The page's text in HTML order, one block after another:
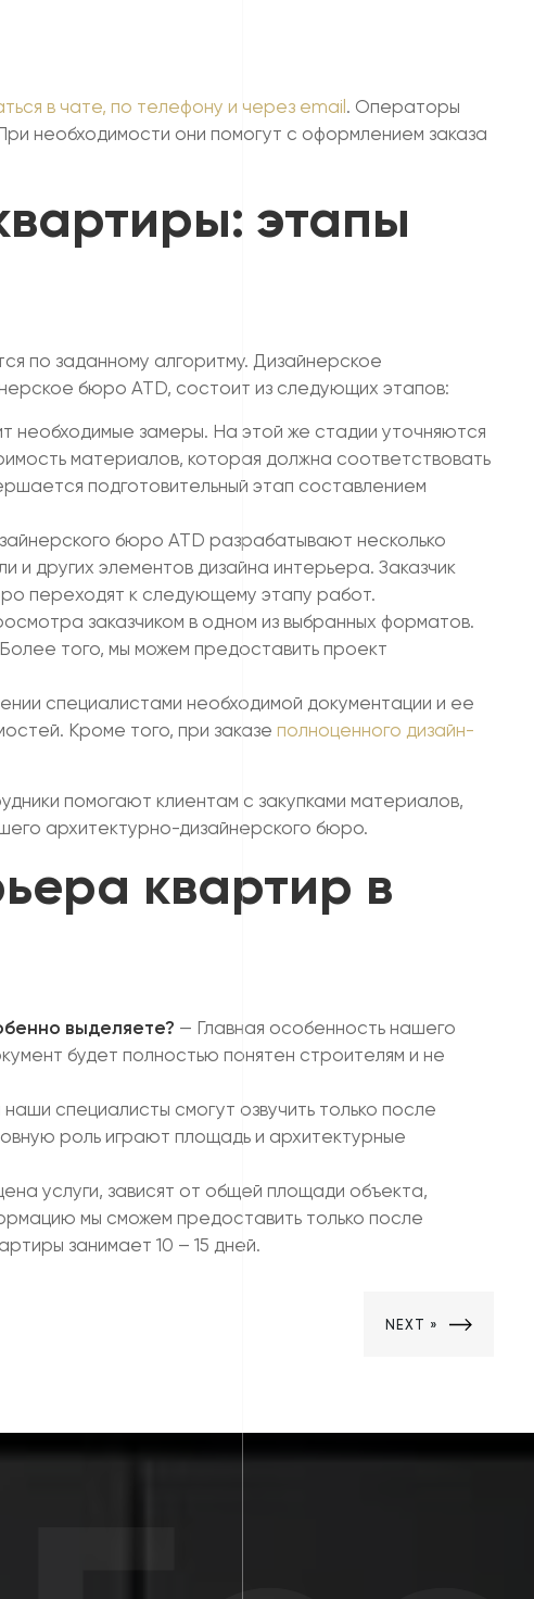
в чате, по телефону и через email . Операторы
необходимости они помогут с оформлением заказа
этапы
по заданному алгоритму. Дизайнерское
бюро ATD, состоит из следующих этапов:
необходимые замеры. На этой же стадии уточняются
материалов, которая должна соответствовать
подготовительный этап составлением
бюро ATD разрабатывают несколько
других элементов дизайна интерьера. Заказчик
переходят к следующему этапу работ.
заказчиком в одном из выбранных форматов.
того, мы можем предоставить проект
специалистами необходимой документации и ее
Кроме того, при заказе полноценного дизайн-
помогают клиентам с закупками материалов,
архитектурно-дизайнерского бюро.
квартир в
выделяете? — Главная особенность нашего
будет полностью понятен строителям и не
специалисты смогут озвучить только после
роль играют площадь и архитектурные
услуги, зависят от общей площади объекта,
мы сможем предоставить только после
занимает 10 – 15 дней.
NEXT »